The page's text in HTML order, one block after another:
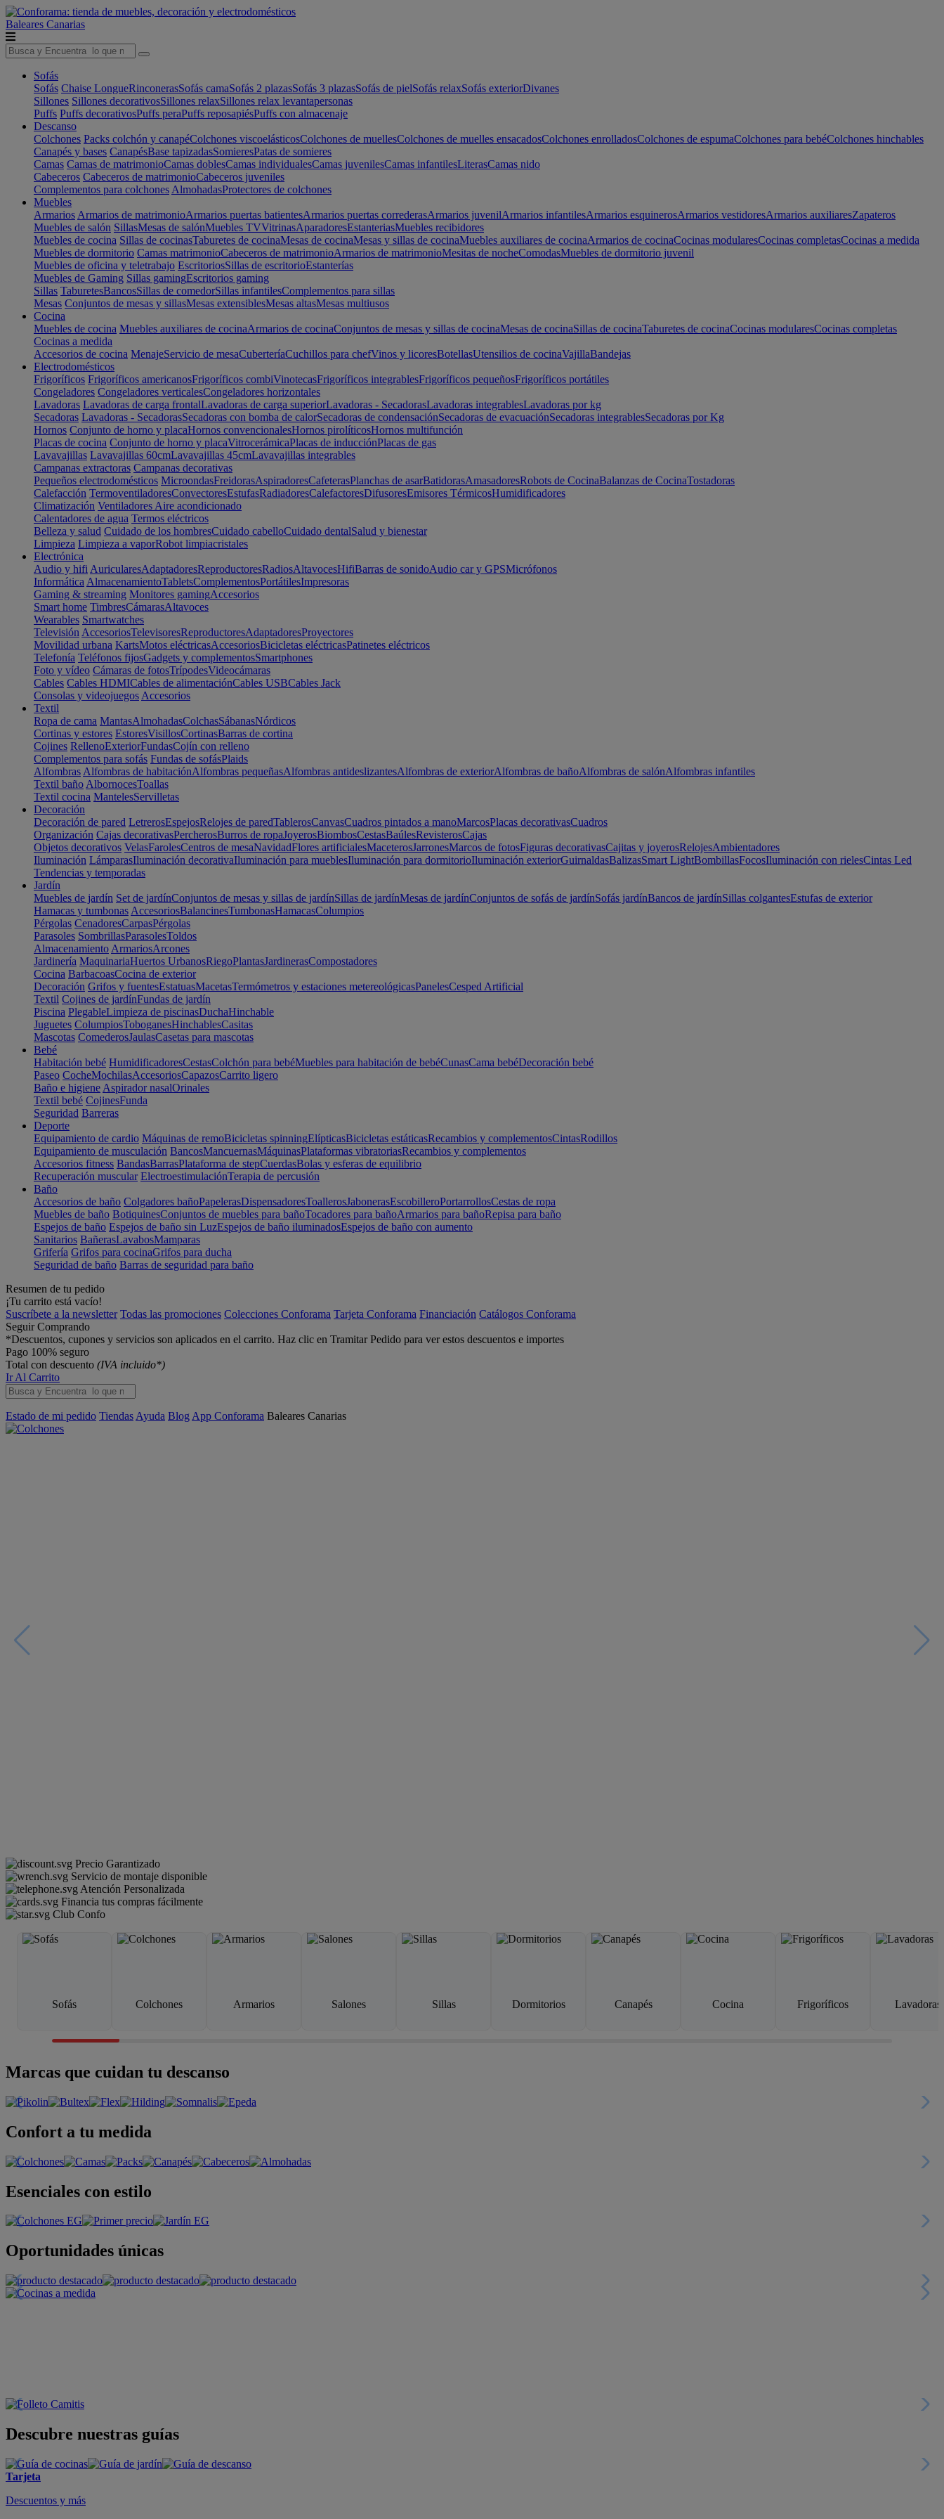
Baleares Canarias
Sofás
Sofás Chaise LongueRinconerasSofás camaSofás 2 plazasSofás 3 plazasSofás de pielSofás relaxSofás exteriorDivanes
Sillones Sillones decorativosSillones relaxSillones relax levantapersonas
Puffs Puffs decorativosPuffs peraPuffs reposapiésPuffs con almacenaje
Descanso
Colchones Packs colchón y canapéColchones viscoelásticosColchones de muellesColchones de muelles ensacadosColchones enrolladosColchones de espumaColchones para bebéColchones hinchables
Canapés y bases CanapésBase tapizadasSomieresPatas de somieres
Camas Camas de matrimonioCamas doblesCamas individualesCamas juvenilesCamas infantilesLiterasCamas nido
Cabeceros Cabeceros de matrimonioCabeceros juveniles
Complementos para colchones AlmohadasProtectores de colchones
Muebles
Armarios Armarios de matrimonioArmarios puertas batientesArmarios puertas correderasArmarios juvenilArmarios infantilesArmarios esquinerosArmarios vestidoresArmarios auxiliaresZapateros
Muebles de salón SillasMesas de salónMuebles TVVitrinasAparadoresEstanteriasMuebles recibidores
Muebles de cocina Sillas de cocinasTaburetes de cocinaMesas de cocinaMesas y sillas de cocinaMuebles auxiliares de cocinaArmarios de cocinaCocinas modularesCocinas completasCocinas a medida
Muebles de dormitorio Camas matrimonioCabeceros de matrimonioArmarios de matrimonioMesitas de nocheComodasMuebles de dormitorio juvenil
Muebles de oficina y teletrabajo EscritoriosSillas de escritorioEstanterías
Muebles de Gaming Sillas gamingEscritorios gaming
Sillas TaburetesBancosSillas de comedorSillas infantilesComplementos para sillas
Mesas Conjuntos de mesas y sillasMesas extensiblesMesas altasMesas multiusos
Cocina
Muebles de cocina Muebles auxiliares de cocinaArmarios de cocinaConjuntos de mesas y sillas de cocinaMesas de cocinaSillas de cocinaTaburetes de cocinaCocinas modularesCocinas completas
Cocinas a medida
Accesorios de cocina MenajeServicio de mesaCuberteríaCuchillos para chefVinos y licoresBotellasUtensilios de cocinaVajillaBandejas
Electrodomésticos
Frigoríficos Frigoríficos americanosFrigoríficos combiVinotecasFrigoríficos integrablesFrigoríficos pequeñosFrigoríficos portátiles
Congeladores Congeladores verticalesCongeladores horizontales
Lavadoras Lavadoras de carga frontalLavadoras de carga superiorLavadoras - SecadorasLavadoras integrablesLavadoras por kg
Secadoras Lavadoras - SecadorasSecadoras con bomba de calorSecadoras de condensaciónSecadoras de evacuaciónSecadoras integrablesSecadoras por Kg
Hornos Conjunto de horno y placaHornos convencionalesHornos pirolíticosHornos multifunción
Placas de cocina Conjunto de horno y placaVitrocerámicaPlacas de inducciónPlacas de gas
Lavavajillas Lavavajillas 60cmLavavajillas 45cmLavavajillas integrables
Campanas extractoras Campanas decorativas
Pequeños electrodomésticos MicroondasFreidorasAspiradoresCafeterasPlanchas de asarBatidorasAmasadoresRobots de CocinaBalanzas de CocinaTostadoras
Calefacción TermoventiladoresConvectoresEstufasRadiadoresCalefactoresDifusoresEmisores TérmicosHumidificadores
Climatización Ventiladores Aire acondicionado
Calentadores de agua Termos eléctricos
Belleza y salud Cuidado de los hombresCuidado cabelloCuidado dentalSalud y bienestar
Limpieza Limpieza a vaporRobot limpiacristales
Electrónica
Audio y hifi AuricularesAdaptadoresReproductoresRadiosAltavocesHifiBarras de sonidoAudio car y GPSMicrófonos
Informática AlmacenamientoTabletsComplementosPortátilesImpresoras
Gaming & streaming Monitores gamingAccesorios
Smart home TimbresCámarasAltavoces
Wearables Smartwatches
Televisión AccesoriosTelevisoresReproductoresAdaptadoresProyectores
Movilidad urbana KartsMotos eléctricasAccesoriosBicicletas eléctricasPatinetes eléctricos
Telefonía Teléfonos fijosGadgets y complementosSmartphones
Foto y vídeo Cámaras de fotosTrípodesVideocámaras
Cables Cables HDMICables de alimentaciónCables USBCables Jack
Consolas y videojuegos Accesorios
Textil
Ropa de cama MantasAlmohadasColchasSábanasNórdicos
Cortinas y estores EstoresVisillosCortinasBarras de cortina
Cojines RellenoExteriorFundasCojín con relleno
Complementos para sofás Fundas de sofásPlaids
Alfombras Alfombras de habitaciónAlfombras pequeñasAlfombras antideslizantesAlfombras de exteriorAlfombras de bañoAlfombras de salónAlfombras infantiles
Textil baño AlbornocesToallas
Textil cocina MantelesServilletas
Decoración
Decoración de pared LetrerosEspejosRelojes de paredTablerosCanvasCuadros pintados a manoMarcosPlacas decorativasCuadros
Organización Cajas decorativasPercherosBurros de ropaJoyerosBiombosCestasBaúlesRevisterosCajas
Objetos decorativos VelasFarolesCentros de mesaNavidadFlores artificialesMaceterosJarronesMarcos de fotosFiguras decorativasCajitas y joyerosRelojesAmbientadores
Iluminación LámparasIluminación decorativaIluminación para mueblesIluminación para dormitorioIluminación exteriorGuirnaldasBalizasSmart LightBombillasFocosIluminación con rielesCintas Led
Tendencias y temporadas
Jardín
Muebles de jardín Set de jardínConjuntos de mesas y sillas de jardínSillas de jardínMesas de jardínConjuntos de sofás de jardínSofás jardínBancos de jardínSillas colgantesEstufas de exterior
Hamacas y tumbonas AccesoriosBalancinesTumbonasHamacasColumpios
Pérgolas CenadoresCarpasPérgolas
Parasoles SombrillasParasolesToldos
Almacenamiento ArmariosArcones
Jardinería MaquinariaHuertos UrbanosRiegoPlantasJardinerasCompostadores
Cocina BarbacoasCocina de exterior
Decoración Grifos y fuentesEstatuasMacetasTermómetros y estaciones metereológicasPanelesCesped Artificial
Textil Cojines de jardínFundas de jardín
Piscina PlegableLimpieza de piscinasDuchaHinchable
Juguetes ColumpiosToboganesHinchablesCasitas
Mascotas ComederosJaulasCasetas para mascotas
Bebé
Habitación bebé HumidificadoresCestasColchón para bebéMuebles para habitación de bebéCunasCama bebéDecoración bebé
Paseo CocheMochilasAccesoriosCapazosCarrito ligero
Baño e higiene Aspirador nasalOrinales
Textil bebé CojinesFunda
Seguridad Barreras
Deporte
Equipamiento de cardio Máquinas de remoBicicletas spinningElípticasBicicletas estáticasRecambios y complementosCintasRodillos
Equipamiento de musculación BancosMancuernasMáquinasPlataformas vibratoriasRecambios y complementos
Accesorios fitness BandasBarrasPlataforma de stepCuerdasBolas y esferas de equilibrio
Recuperación muscular ElectroestimulaciónTerapia de percusión
Baño
Accesorios de baño Colgadores bañoPapelerasDispensadoresToallerosJabonerasEscobilleroPortarrollosCestas de ropa
Muebles de baño BotiquinesConjuntos de muebles para bañoTocadores para bañoArmarios para bañoRepisa para baño
Espejos de baño Espejos de baño sin LuzEspejos de baño iluminadosEspejos de baño con aumento
Sanitarios BañerasLavabosMamparas
Grifería Grifos para cocinaGrifos para ducha
Seguridad de baño Barras de seguridad para baño
Resumen de tu pedido
¡Tu carrito está vacío!
Suscríbete a la newsletter Todas las promociones Colecciones Conforama Tarjeta Conforama Financiación Catálogos Conforama
Seguir Comprando
*Descuentos, cupones y servicios son aplicados en el carrito. Haz clic en Tramitar Pedido para ver estos descuentos e importes
Pago 100% seguro
Total con descuento (IVA incluido*)
Ir Al Carrito
Estado de mi pedido Tiendas Ayuda Blog App Conforama Baleares Canarias
Precio Garantizado
Servicio de montaje disponible
Atención Personalizada
Financia tus compras fácilmente
Club Confo
Sofás Colchones Armarios Salones Sillas Dormitorios Canapés Cocina Frigoríficos Lavadoras
Marcas que cuidan tu descanso
Confort a tu medida
Esenciales con estilo
Oportunidades únicas
Descubre nuestras guías
Tarjeta
Descuentos y más